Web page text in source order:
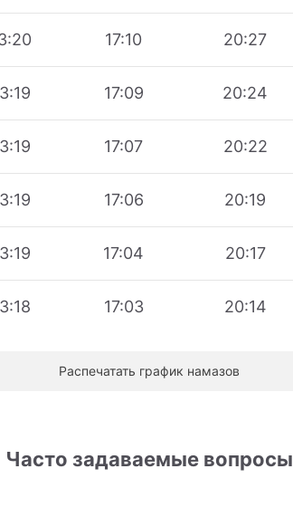
17:10 20:27
17:09 20:24
17:07 20:22
17:06 20:19
17:04 20:17
17:03 20:14
Распечатать график намазов
Часто задаваемые вопросы